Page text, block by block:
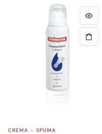
CREMA - SPUMA